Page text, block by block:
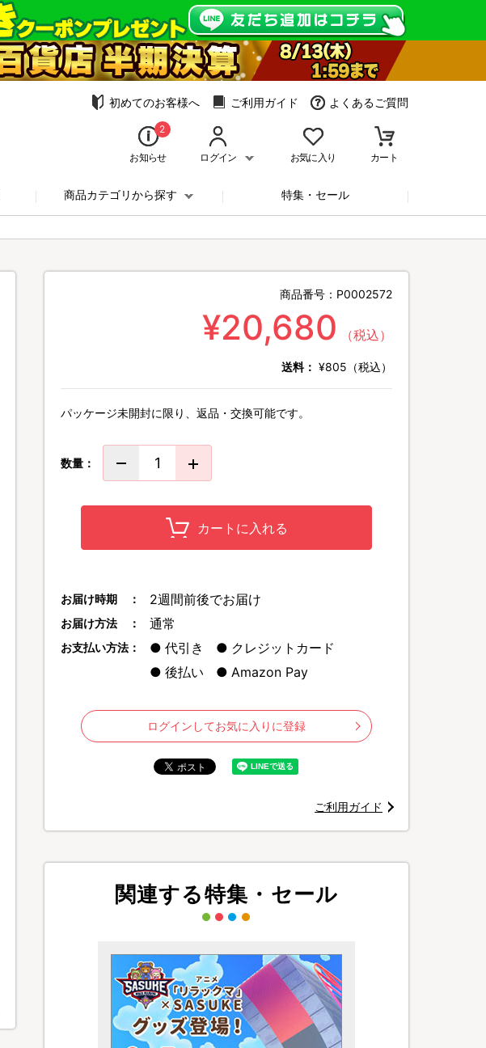
初めてのお客様へ ご利用ガイド よくあるご質問
2
お知らせ ログイン お気に入り カート
商品カテゴリから探す 特集・セール
商品番号： P0002572
¥20,680 （税込）
送料： ¥805（税込）
パッケージ未開封に限り、返品・交換可能です。
数量：
カートに入れる
お届け時期 ： 2週間前後でお届け
お届け方法 ： 通常
お支払い方法： 代引き
クレジットカード
後払い
Amazon Pay
ログインしてお気に入りに登録
ご利用ガイド
関連する特集・セール